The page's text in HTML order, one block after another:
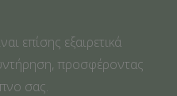
επίσης εξαιρετικά
προσφέροντας
σας.